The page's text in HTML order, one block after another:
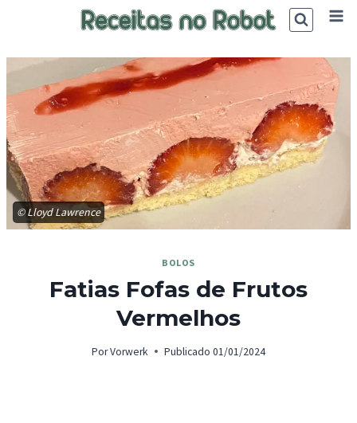
© Lloyd Lawrence
BOLOS
Fatias Fofas de Frutos
Vermelhos
PorVorwerk Publicado 01/01/2024